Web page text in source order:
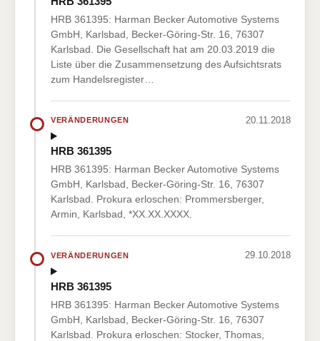
HRB 361395: Harman Becker Automotive Systems
GmbH, Karlsbad, Becker-Göring-Str. 16, 76307
Karlsbad. Die Gesellschaft hat am 20.03.2019 die
Liste über die Zusammensetzung des Aufsichtsrats
zum Handelsregister…
VERÄNDERUNGEN 20.11.2018
HRB 361395
HRB 361395: Harman Becker Automotive Systems
GmbH, Karlsbad, Becker-Göring-Str. 16, 76307
Karlsbad. Prokura erloschen: Prommersberger,
Armin, Karlsbad, *XX.XX.XXXX.
VERÄNDERUNGEN 29.10.2018
HRB 361395
HRB 361395: Harman Becker Automotive Systems
GmbH, Karlsbad, Becker-Göring-Str. 16, 76307
Karlsbad. Prokura erloschen: Stocker, Thomas,